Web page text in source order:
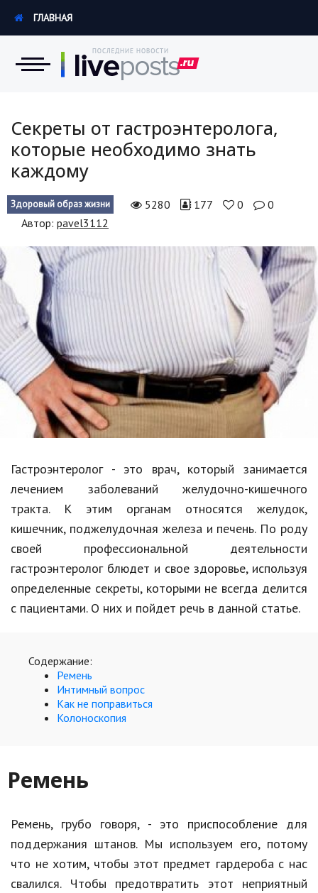
Экономика
Hi-Tech. Интернет
Россия
Наука и техника
Политика
Образование
В мире
Культура
Авто, мото
Знаменитости
Статьи
Обзоры
Рецепты
Красота и здоровье
Авто, мото
Дом и сад
Недвижимость
Психология и отношения
Разное
Работа и бизнес
ГЛАВНАЯ
Секреты от гастроэнтеролога,
которые необходимо знать
каждому
Здоровый образ жизни 5280 177 0
0
Автор: pavel3112
Гастроэнтеролог - это врач, который занимается
лечением заболеваний желудочно-кишечного
тракта. К этим органам относятся желудок,
кишечник, поджелудочная железа и печень. По роду
своей профессиональной деятельности
гастроэнтеролог блюдет и свое здоровье, используя
определенные секреты, которыми не всегда делится
с пациентами. О них и пойдет речь в данной статье.
Содержание:
Ремень
Интимный вопрос
Как не поправиться
Колоноскопия
Ремень
Ремень, грубо говоря, - это приспособление для
поддержания штанов. Мы используем его, потому
что не хотим, чтобы этот предмет гардероба с нас
свалился. Чтобы предотвратить этот неприятный